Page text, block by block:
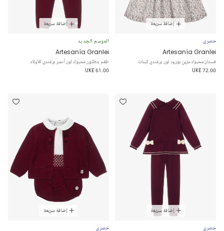
إضافة سريعة
حصري
Artesanía Granlei
فستان محبوك مزين بورود لون برغندي للبنات
UK£ 72.00
إضافة سريعة
الموسم الجديد
Artesanía Granlei
طقم بنطلون محبوك لون أحمر برغندي للأولاد
UK£ 61.00
إضافة سريعة
حصري
إضافة سريعة
حصري